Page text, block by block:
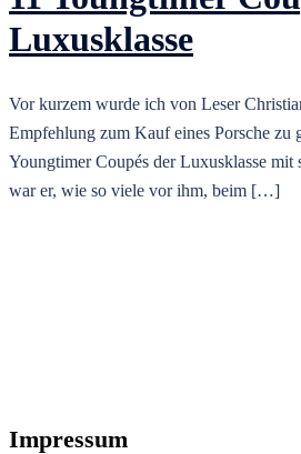
Luxusklasse
Vor kurzem wurde ich von Leser
Empfehlung zum Kauf eines Porsche zu
Youngtimer Coupés der Luxusklasse
war er, wie so viele vor ihm, beim […]
Impressum